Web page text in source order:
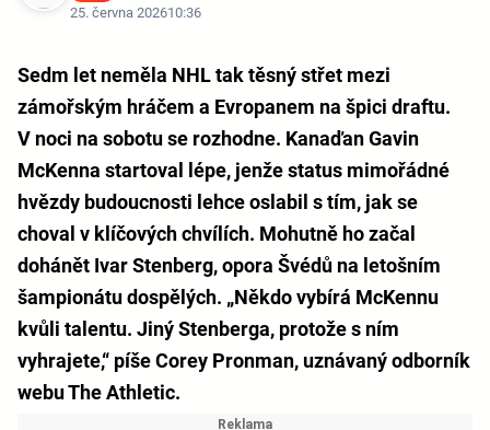
25. června 202610:36
Sedm let neměla NHL tak těsný střet mezi
zámořským hráčem a Evropanem na špici draftu.
V noci na sobotu se rozhodne. Kanaďan Gavin
McKenna startoval lépe, jenže status mimořádné
hvězdy budoucnosti lehce oslabil s tím, jak se
choval v klíčových chvílích. Mohutně ho začal
dohánět Ivar Stenberg, opora Švédů na letošním
šampionátu dospělých. „Někdo vybírá McKennu
kvůli talentu. Jiný Stenberga, protože s ním
vyhrajete,“ píše Corey Pronman, uznávaný odborník
webu The Athletic.